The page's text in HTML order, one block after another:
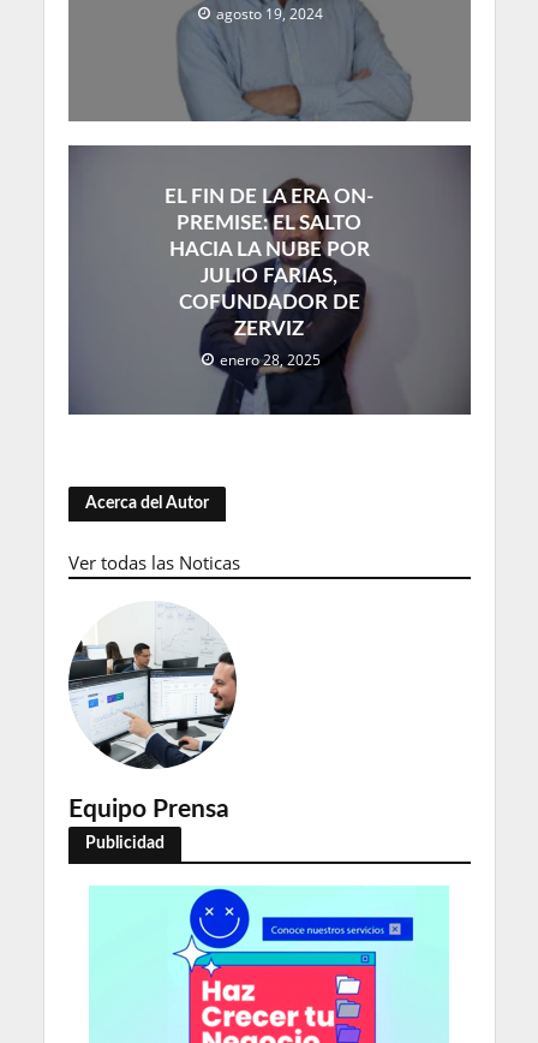
agosto 19, 2024
EL FIN DE LA ERA ON-
PREMISE: EL SALTO
HACIA LA NUBE POR
JULIO FARIAS,
COFUNDADOR DE
ZERVIZ
enero 28, 2025
Acerca del Autor
Ver todas las Noticas
Equipo Prensa
Publicidad